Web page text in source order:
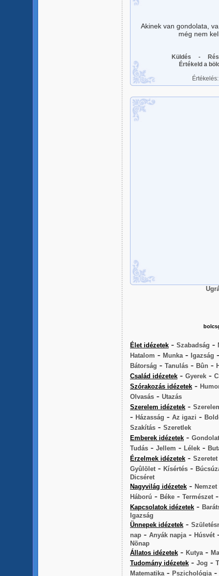
Akinek van gondolata,
még nem
Küldés -
Értékeld a
Élet idézetek - Szabadság -
Hatalom - Munka- Igazság
Bátorság - Tanulás - Bûn -
Család idézetek - Gyerek -
Szórakozás idézetek -
Olvasás - Utazás
Szerelem idézetek -
- Házasság - Az igazi -
Szakítás - Szeretlek
Emberek idézetek - Gondolat
Tudás - Jellem - Lélek -
Érzelmek idézetek - Szeretet
Gyûlölet - Kísértés -
Dicséret
Nagyvilág idézetek - Nemzet
Háború - Béke - Természet
Kapcsolatok idézetek -
Igazság
Ünnepek idézetek -
nap - Anyák napja- Húsvét
Nõnap
Állatos idézetek - Kutya-
Tudomány idézetek - Jog -
Matematika- Pszichológia-